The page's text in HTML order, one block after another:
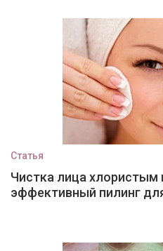
Статья
Чистка лица хлористым
эффективный пилинг